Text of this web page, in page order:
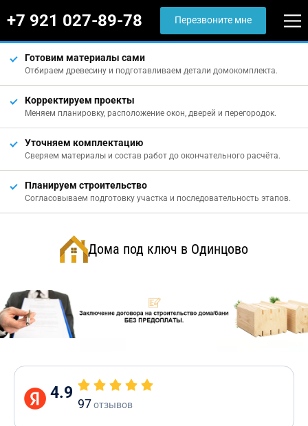
+7 921 027-89-78 Перезвоните мне
Готовим материалы сами
Отбираем древесину и подготавливаем детали домокомплекта.
Корректируем проекты
Меняем планировку, расположение окон, дверей и перегородок.
Уточняем комплектацию
Сверяем материалы и состав работ до окончательного расчёта.
Планируем строительство
Согласовываем подготовку участка и последовательность этапов.
Дома под ключ в Одинцово
4.9
97отзывов